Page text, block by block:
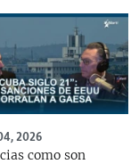
2026
como son